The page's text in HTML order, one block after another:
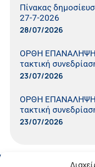
Πίνακας
27-7-2026
28/07/2026
ΟΡΘΗ
τακτική
23/07/2026
ΟΡΘΗ ΕΠΑΝΑΛΗΨΗ
τακτική
23/07/2026